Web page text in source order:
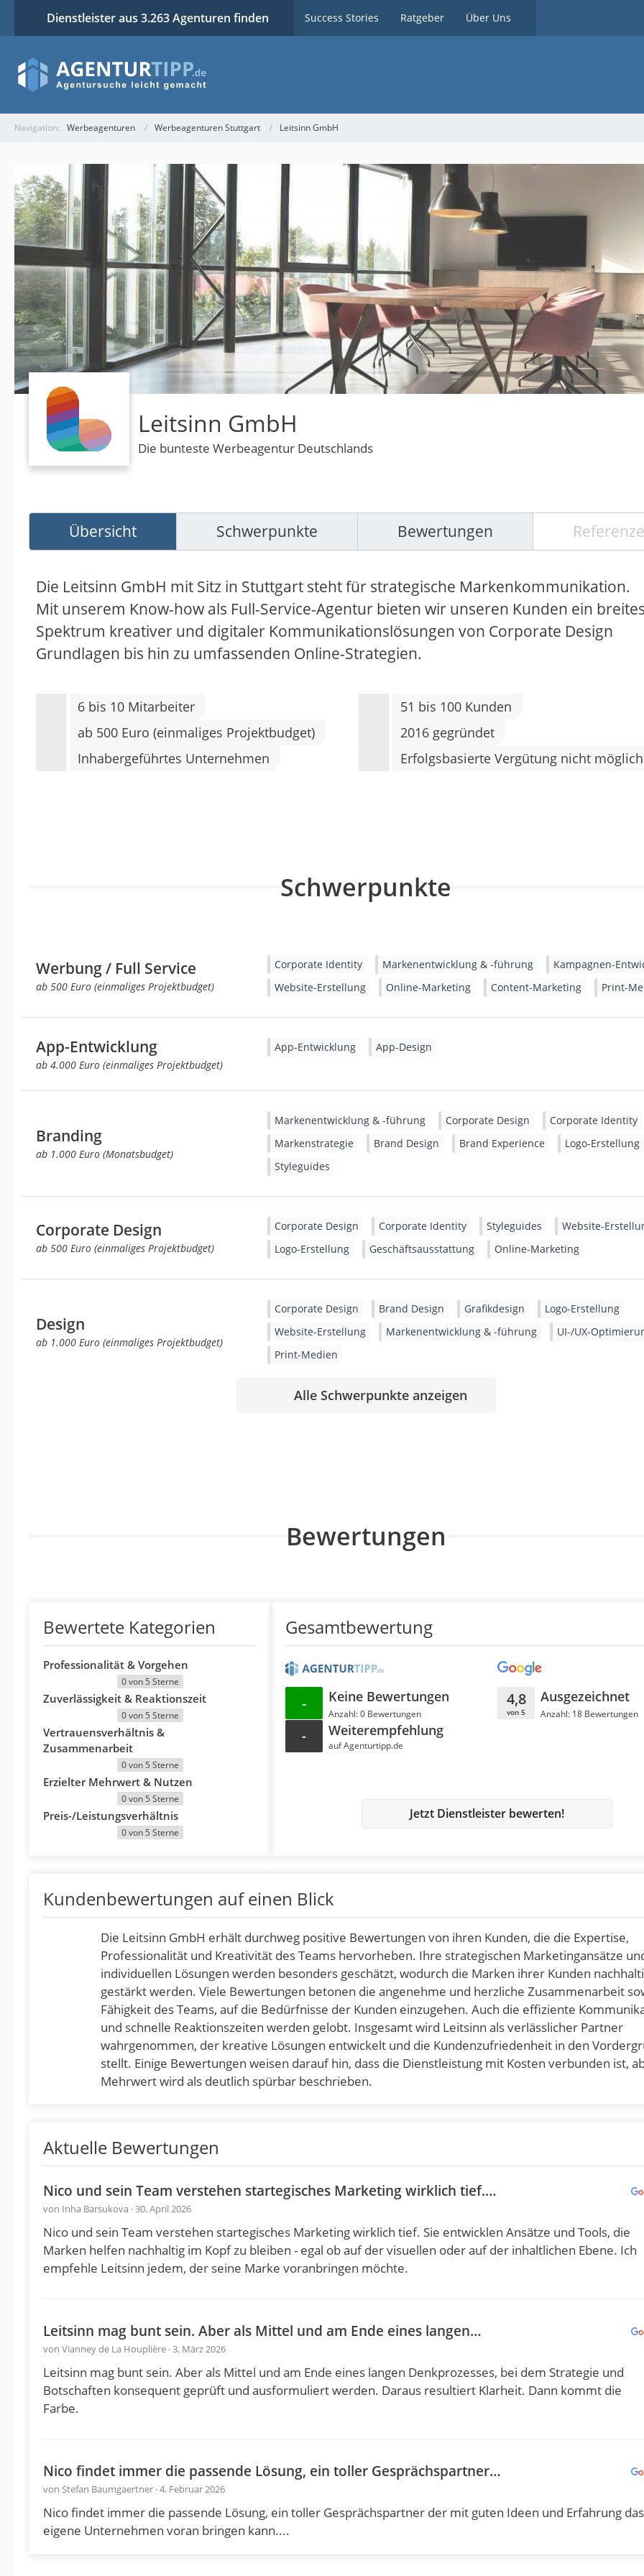
Dienstleister aus 3.263 Agenturen finden Success Stories Ratgeber Über Uns
Navigation: Werbeagenturen Werbeagenturen Stuttgart Leitsinn GmbH
Leitsinn GmbH
Die bunteste Werbeagentur Deutschlands
Übersicht Schwerpunkte Bewertungen
Die Leitsinn GmbH mit Sitz in Stuttgart steht für strategische Markenkommunikation.
Mit unserem Know-how als Full-Service-Agentur bieten wir unseren Kunden ein
Spektrum kreativer und digitaler Kommunikationslösungen von Corporate Design
Grundlagen bis hin zu umfassenden Online-Strategien.
6 bis 10 Mitarbeiter
51 bis 100 Kunden
ab 500 Euro (einmaliges Projektbudget)
2016 gegründet
Inhabergeführtes Unternehmen
Erfolgsbasierte Vergütung nicht möglich
Schwerpunkte
Werbung / Full Service
ab 500 Euro (einmaliges Projektbudget)
Corporate Identity Markenentwicklung & -führung
Kampagnen-
Website-Erstellung
Online-Marketing Content-Marketing Print-
App-Entwicklung
ab 4.000 Euro (einmaliges Projektbudget)
App-Entwicklung App-Design
Branding
ab 1.000 Euro (Monatsbudget)
Markenentwicklung & -führung Corporate Design
Corporate Identity
Markenstrategie
Brand Design Brand Experience
Logo-Erstellung
Styleguides
Corporate Design
ab 500 Euro (einmaliges Projektbudget)
Corporate Design Corporate Identity Styleguides
Website-
Logo-Erstellung
Geschäftsausstattung Online-Marketing
Design
ab 1.000 Euro (einmaliges Projektbudget)
Corporate Design Brand Design Grafikdesign
Logo-Erstellung
Website-Erstellung
Markenentwicklung & -führung
UI-/UX-
Print-Medien
Alle Schwerpunkte anzeigen
Bewertungen
Bewertete Kategorien
Professionalität & Vorgehen
0 von 5 Sterne
Zuverlässigkeit & Reaktionszeit
0 von 5 Sterne
Vertrauensverhältnis &
Zusammenarbeit
0 von 5 Sterne
Erzielter Mehrwert & Nutzen
0 von 5 Sterne
Preis-/Leistungsverhältnis
0 von 5 Sterne
Gesamtbewertung
- Keine Bewertungen
Anzahl: 0 Bewertungen
- Weiterempfehlung
auf Agenturtipp.de
4,8
von 5
Ausgezeichnet
Anzahl: 18 Bewertungen
Jetzt Dienstleister bewerten!
Kundenbewertungen auf einen Blick
Die Leitsinn GmbH erhält durchweg positive Bewertungen von ihren Kunden, die die Expertise,
Professionalität und Kreativität des Teams hervorheben. Ihre strategischen Marketingansätze
individuellen Lösungen werden besonders geschätzt, wodurch die Marken ihrer Kunden
gestärkt werden. Viele Bewertungen betonen die angenehme und herzliche Zusammenarbeit
Fähigkeit des Teams, auf die Bedürfnisse der Kunden einzugehen. Auch die effiziente
und schnelle Reaktionszeiten werden gelobt. Insgesamt wird Leitsinn als verlässlicher Partner
wahrgenommen, der kreative Lösungen entwickelt und die Kundenzufriedenheit in den
stellt. Einige Bewertungen weisen darauf hin, dass die Dienstleistung mit Kosten verbunden ist,
Mehrwert wird als deutlich spürbar beschrieben.
Aktuelle Bewertungen
Nico und sein Team verstehen startegisches Marketing wirklich tief.…
von Inha Barsukova · 30. April 2026
Nico und sein Team verstehen startegisches Marketing wirklich tief. Sie entwicklen Ansätze und Tools, die
Marken helfen nachhaltig im Kopf zu bleiben - egal ob auf der visuellen oder auf der inhaltlichen Ebene. Ich
empfehle Leitsinn jedem, der seine Marke voranbringen möchte.
Leitsinn mag bunt sein. Aber als Mittel und am Ende eines langen…
von Vianney de La Houplière · 3. März 2026
Leitsinn mag bunt sein. Aber als Mittel und am Ende eines langen Denkprozesses, bei dem Strategie und
Botschaften konsequent geprüft und ausformuliert werden. Daraus resultiert Klarheit. Dann kommt die
Farbe.
Nico findet immer die passende Lösung, ein toller Gesprächspartner…
von Stefan Baumgaertner · 4. Februar 2026
Nico findet immer die passende Lösung, ein toller Gesprächspartner der mit guten Ideen und Erfahrung das
eigene Unternehmen voran bringen kann....